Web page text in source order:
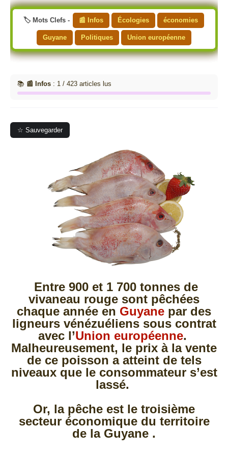
🏷️ Mots Clefs - 📰 Infos Écologies économies
Guyane Politiques Union européenne
📚 📰 Infos : 1 / 423 articles lus
☆ Sauvegarder
Entre 900 et 1 700 tonnes de
vivaneau rouge sont pêchées
chaque année en Guyane par des
ligneurs vénézuéliens sous contrat
avec l’Union européenne.
Malheureusement, le prix à la vente
de ce poisson a atteint de tels
niveaux que le consommateur s’est
lassé.
Or, la pêche est le troisième
secteur économique du territoire
de la Guyane .